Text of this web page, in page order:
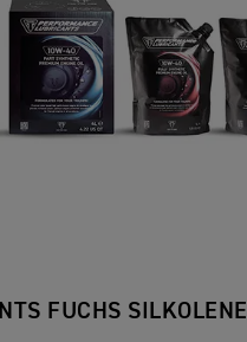
FUCHS SILKOLENE